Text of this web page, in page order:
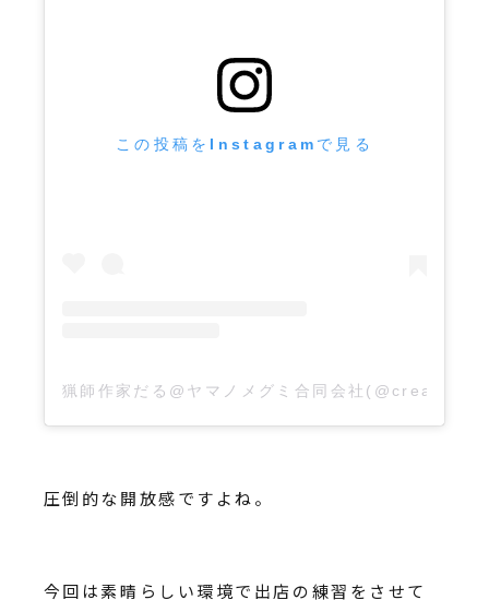
この投稿をInstagramで見る
猟師作家だる@ヤマノメグミ合同会社
圧倒的な開放感ですよね。
今回は素晴らしい環境で出店の練習をさせて